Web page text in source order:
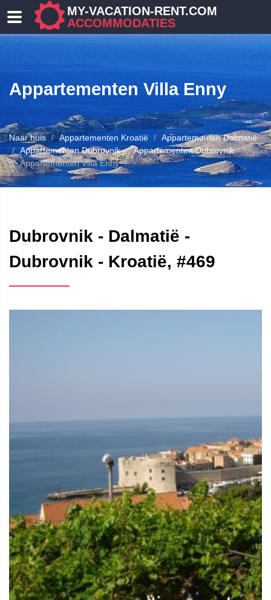
MY-VACATION-RENT.COM
ACCOMMODATIES
Appartementen Villa Enny
Naar huis Appartementen Kroatië
Appartementen Dalmatië
Appartementen Dubrovnik
Appartementen Dubrovnik
Appartementen Villa Enny
Dubrovnik - Dalmatië -
Dubrovnik - Kroatië, #469